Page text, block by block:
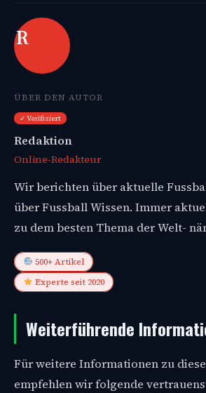
R
ÜBER DEN AUTOR
✓ Verifiziert
Redaktion
Online-Redakteur
Wir berichten über aktuelle
über Fussball Wissen. Immer
zu dem besten Thema der Welt-
500+ Artikel
Experte seit 2020
Weiterführende
Für weitere Informationen zu
empfehlen wir folgende